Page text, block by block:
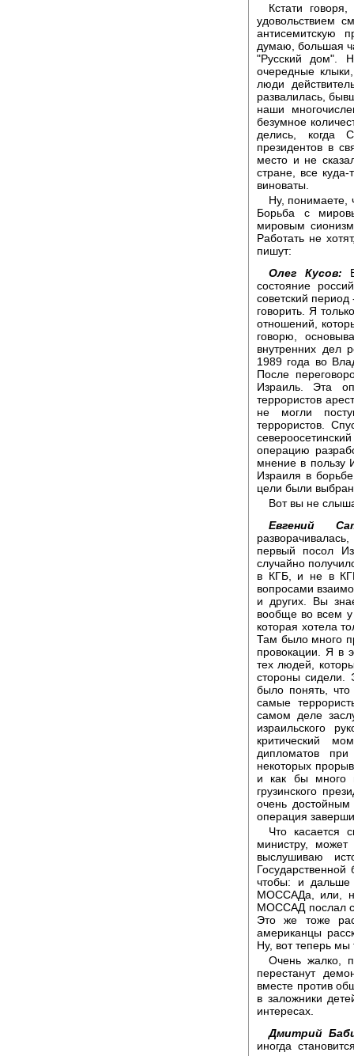
Кстати
удовольствием
антисемитскую
думаю, большая
"Русский дом".
очередные
люди
развалилась,
наши
безумное
делись, когда
президентов в
место и не
стране, все
виноваты.
Ну, понимаете,
Борьба с
мировым
Работать не
пишут:
Олег Кусов:
состояние
советский
говорить. Я
отношений,
говорю,
внутренних дел
1989 года во
После
Израиль. Эта
террористов
не могли
террористов.
операцию
мнение в пользу
Израиля в
цели были
Вот вы не
Евгений
первый посол
случайно
в КГБ, и не в
вопросами
и других. Вы
вообще во всем у
которая хотела
Там было много
провокации. Я в
тех людей,
стороны сидели.
было понять,
самые
самом деле
израильского
критический
дипломатов
некоторых
и как бы много
грузинского
очень
операция
Что касается
министру,
выслушиваю
чтобы: и дальше
МОССАДа, или,
МОССАД послал
Это же тоже
американцы
Ну, вот теперь
Очень жалко,
перестанут
вместе против
в заложники
интересах.
Дмитрий
иногда